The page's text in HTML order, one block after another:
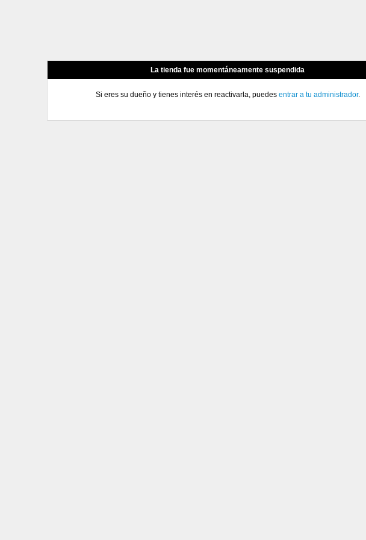
La tienda fue momentáneamente suspendida
Si eres su dueño y tienes interés en reactivarla, puedes entrar a tu administrador.